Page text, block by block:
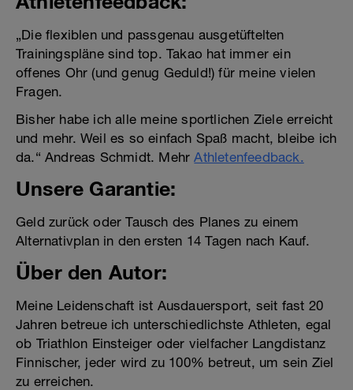
„Die flexiblen und passgenau ausgetüftelten
Trainingspläne sind top. Takao hat immer ein
offenes Ohr (und genug Geduld!) für meine vielen
Fragen.
Bisher habe ich alle meine sportlichen Ziele erreicht
und mehr. Weil es so einfach Spaß macht, bleibe ich
da.“ Andreas Schmidt. MehrAthletenfeedback.
Unsere Garantie:
Geld zurück oder Tausch des Planes zu einem
Alternativplan in den ersten 14 Tagen nach Kauf.
Über den Autor:
Meine Leidenschaft ist Ausdauersport, seit fast 20
Jahren betreue ich unterschiedlichste Athleten, egal
ob Triathlon Einsteiger oder vielfacher Langdistanz
Finnischer, jeder wird zu 100% betreut, um sein Ziel
zu erreichen.